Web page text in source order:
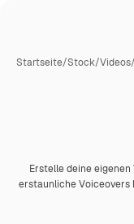
Startseite/Stock/Videos/
Premium
Erstelle deine
erstaunliche Voiceovers